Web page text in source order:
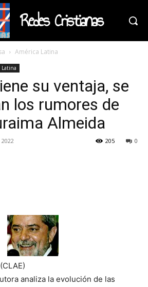
Redes Cristianas
América Latina
Latina
su ventaja, se
los rumores de
Almeida
0
205
analiza la evolución de las